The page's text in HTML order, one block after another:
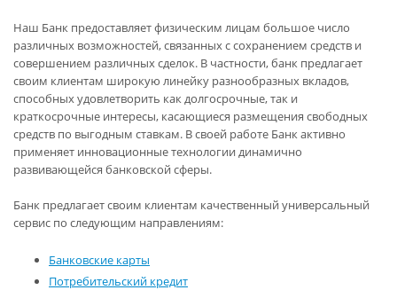
Наш Банк предоставляет физическим лицам большое число
различных возможностей, связанных с сохранением средств и
совершением различных сделок. В частности, банк предлагает
своим клиентам широкую линейку разнообразных вкладов,
способных удовлетворить как долгосрочные, так и
краткосрочные интересы, касающиеся размещения свободных
средств по выгодным ставкам. В своей работе Банк активно
применяет инновационные технологии динамично
развивающейся банковской сферы.
Банк предлагает своим клиентам качественный универсальный
сервис по следующим направлениям:
Банковские карты
Потребительский кредит